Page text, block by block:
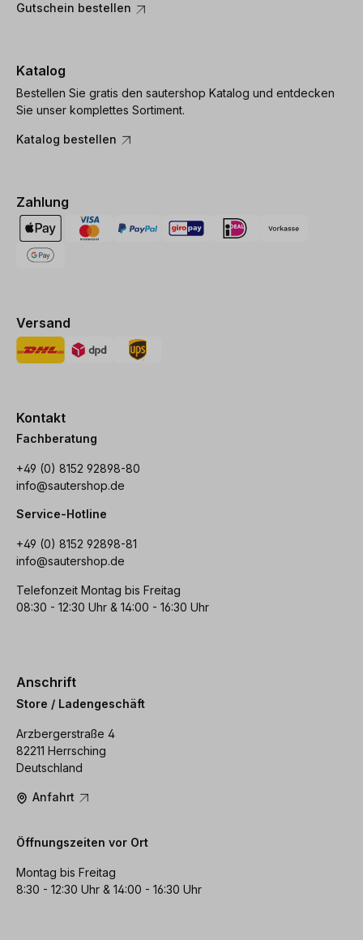
Gutschein bestellen
Katalog
Bestellen Sie gratis den sautershop Katalog und entdecken
Sie unser komplettes Sortiment.
Katalog bestellen
Zahlung
Versand
Kontakt
Fachberatung
+49 (0) 8152 92898-80
info@sautershop.de
Service-Hotline
+49 (0) 8152 92898-81
info@sautershop.de
Telefonzeit Montag bis Freitag
08:30 - 12:30 Uhr & 14:00 - 16:30 Uhr
Anschrift
Store / Ladengeschäft
Arzbergerstraße 4
82211 Herrsching
Deutschland
Anfahrt
Öffnungszeiten vor Ort
Montag bis Freitag
8:30 - 12:30 Uhr & 14:00 - 16:30 Uhr